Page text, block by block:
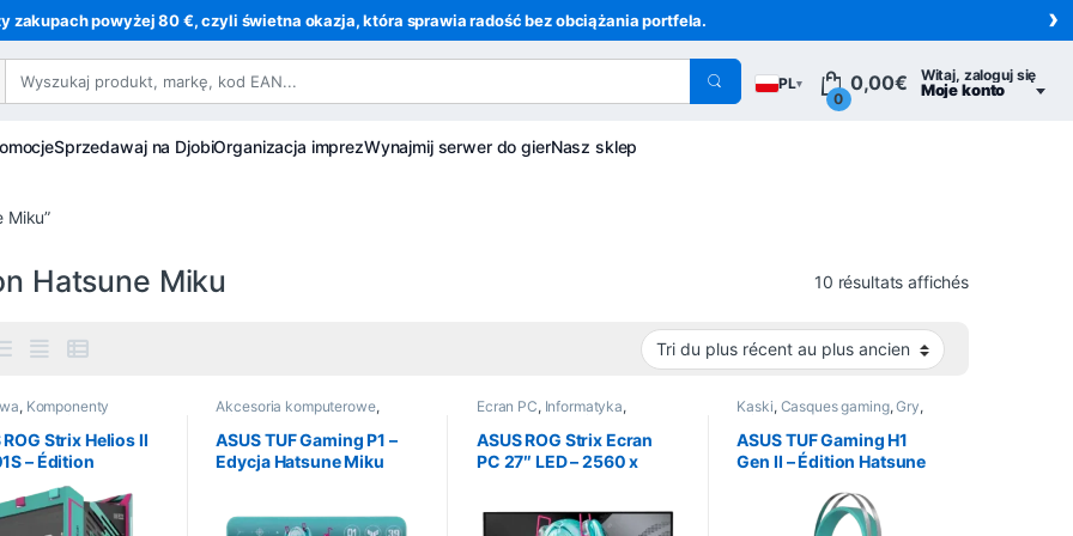
zakupach powyżej 80 €, czyli świetna okazja, która sprawia radość bez obciążania portfela. ›
PL▾ Witaj, zaloguj się
Moje konto
0
0,00€
Sprzedawaj na DjobiOrganizacja imprezWynajmij serwer do gierNasz sklep
Miku”
Hatsune Miku 10 résultats affichésTrié du plus
, Komponenty
Informatyka
ROG Strix Helios II
– Édition
Miku
Akcesoria komputerowe,
Urządzenia
peryferyjne,Tapis
ASUS TUF Gaming P1 –
Edycja Hatsune Miku
Ecran PC, Informatyka,
Urządzenia peryferyjne
ASUS ROG Strix Ecran
PC 27″ LED – 2560 x
Kaski, Casques gaming,Gry,
Informatyka
Urządzenia
peryferyjne
ASUS TUF Gaming H1
Gen II – Édition Hatsune